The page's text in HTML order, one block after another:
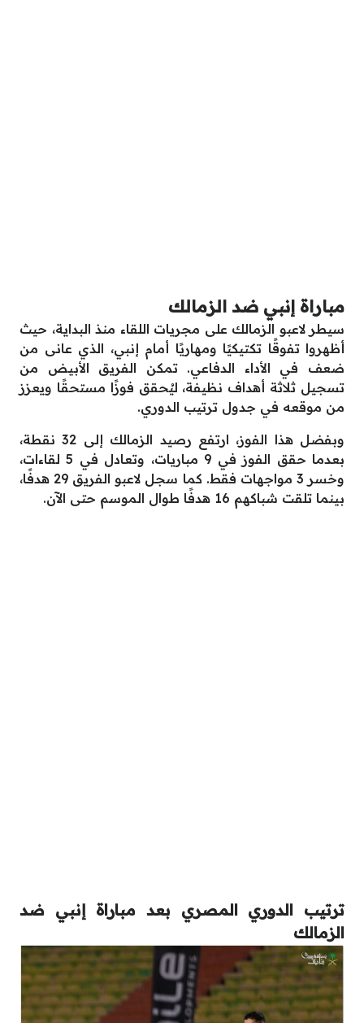
مباراة إنبي ضد الزمالك
سيطر لاعبو الزمالك على مجريات اللقاء منذ البداية، حيث
أظهروا تفوقًا تكتيكيًا ومهاريًا أمام إنبي، الذي عانى من
ضعف في الأداء الدفاعي. تمكن الفريق الأبيض من
تسجيل ثلاثة أهداف نظيفة، ليُحقق فوزًا مستحقًا ويعزز
من موقعه في جدول ترتيب الدوري.
وبفضل هذا الفوز، ارتفع رصيد الزمالك إلى 32 نقطة،
بعدما حقق الفوز في 9 مباريات، وتعادل في 5 لقاءات،
وخسر 3 مواجهات فقط. كما سجل لاعبو الفريق 29 هدفًا،
بينما تلقت شباكهم 16 هدفًا طوال الموسم حتى الآن.
ترتيب الدوري المصري بعد مباراة إنبي ضد
الزمالك